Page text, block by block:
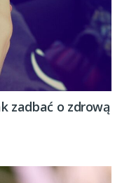
zadbać o zdrową